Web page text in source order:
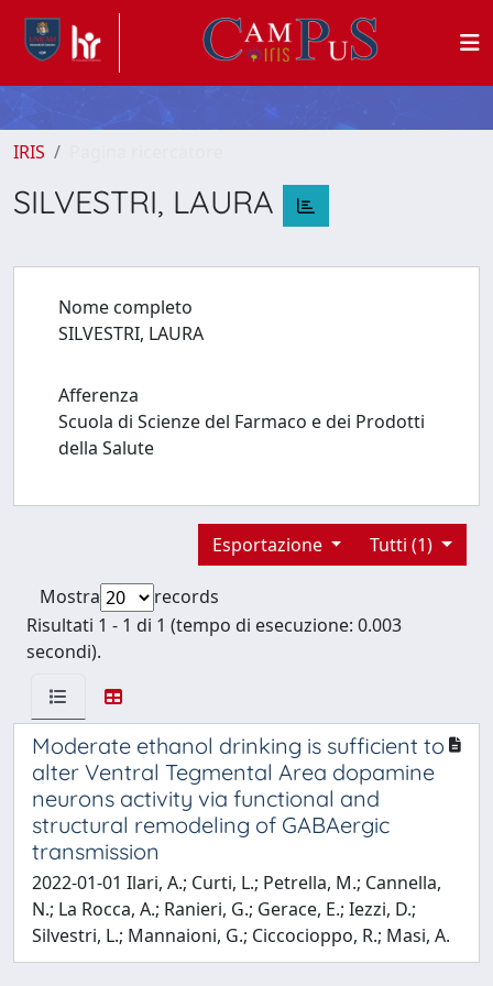
IRIS
SILVESTRI, LAURA
Nome completo
SILVESTRI, LAURA
Afferenza
Scuola di Scienze del Farmaco e dei Prodotti
della Salute
Tutti (1)
Esportazione
Mostra
records
Risultati 1 - 1 di 1 (tempo di esecuzione: 0.003
secondi).
Moderate ethanol drinking is sufficient to
alter Ventral Tegmental Area dopamine
neurons activity via functional and
structural remodeling of GABAergic
transmission
2022-01-01 Ilari, A.; Curti, L.; Petrella, M.; Cannella,
N.; La Rocca, A.; Ranieri, G.; Gerace, E.; Iezzi, D.;
Silvestri, L.; Mannaioni, G.; Ciccocioppo, R.; Masi, A.